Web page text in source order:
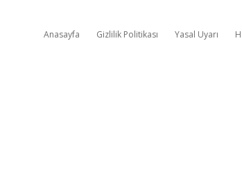
Anasayfa Gizlilik Politikası Yasal Uyarı